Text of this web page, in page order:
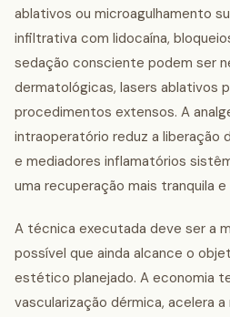
ablativos ou microagulhamento
infiltrativa com lidocaína,
sedação consciente podem ser
dermatológicas, lasers ablativos
procedimentos extensos. A
intraoperatório reduz a liberação
e mediadores inflamatórios
uma recuperação mais tranquila e
A técnica executada deve ser a
possível que ainda alcance o
estético planejado. A economia
vascularização dérmica, acelera